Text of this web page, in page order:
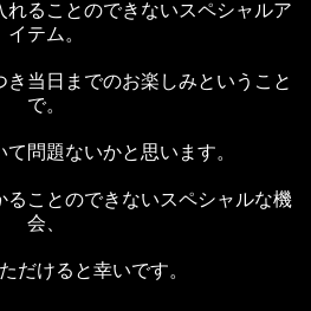
ることのできないスペシャルア
イテム。
当日までのお楽しみということ
で。
問題ないかと思います。
ることのできないスペシャルな機
会、
だけると幸いです。